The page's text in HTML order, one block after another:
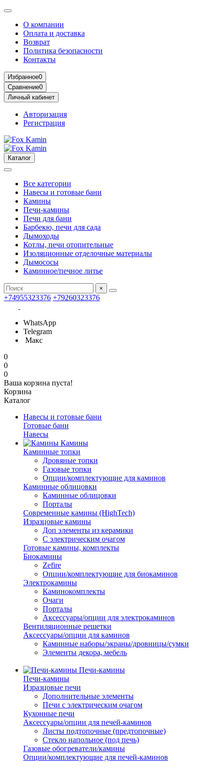
О компании
Оплата и доставка
Возврат
Политика безопасности
Контакты
Избранное0
Сравнение0
Личный кабинет
Авторизация
Регистрация
Каталог
Все категории
Навесы и готовые бани
Камины
Печи-камины
Печи для бани
Барбекю, печи для сада
Дымоходы
Котлы, печи отопительные
Изоляционные отделочные материалы
Дымососы
Каминное/печное литье
×
+74955323376 +79260323376
WhatsApp
Telegram
Макс
0
0
0
Ваша корзина пуста!
Корзина
Каталог
Навесы и готовые бани
Готовые бани
Навесы
Камины
Каминные топки
Дровяные топки
Газовые топки
Опции/комплектующие для каминов
Каминные облицовки
Каминные облицовки
Порталы
Современные камины (HighTech)
Изразцовые камины
Доп элементы из керамики
С электрическим очагом
Готовые камины, комплекты
Биокамины
Zefire
Опции/комплектующие для биокаминов
Электрокамины
Каминокомплекты
Очаги
Порталы
Аксессуары/опции для электрокаминов
Вентиляционные решетки
Аксессуары/опции для каминов
Каминные наборы/экраны/дровницы/сумки
Элементы декора, мебель
Печи-камины
Печи-камины
Изразцовые печи
Дополнительные элементы
Печи с электрическим очагом
Кухонные печи
Аксессуары/опции для печей-каминов
Листы подтопочные (предтопочные)
Стекло напольное (под печь)
Газовые обогреватели/камины
Опции/комплектующие для печей-каминов